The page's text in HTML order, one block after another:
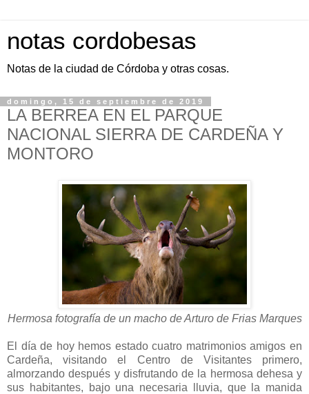
notas cordobesas
Notas de la ciudad de Córdoba y otras cosas.
domingo, 15 de septiembre de 2019
LA BERREA EN EL PARQUE
NACIONAL SIERRA DE CARDEÑA Y
MONTORO
Hermosa fotografía de un macho de Arturo de Frias Marques
El día de hoy hemos estado cuatro matrimonios amigos en
Cardeña, visitando el Centro de Visitantes primero,
almorzando después y disfrutando de la hermosa dehesa y
sus habitantes, bajo una necesaria lluvia, que la manida